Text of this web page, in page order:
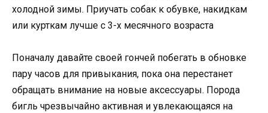
холодной зимы. Приучать собак к обувке, накидкам
или курткам лучше с 3-х месячного возраста
Поначалу давайте своей гончей побегать в обновке
пару часов для привыкания, пока она перестанет
обращать внимание на новые аксессуары. Порода
бигль чрезвычайно активная и увлекающаяся на